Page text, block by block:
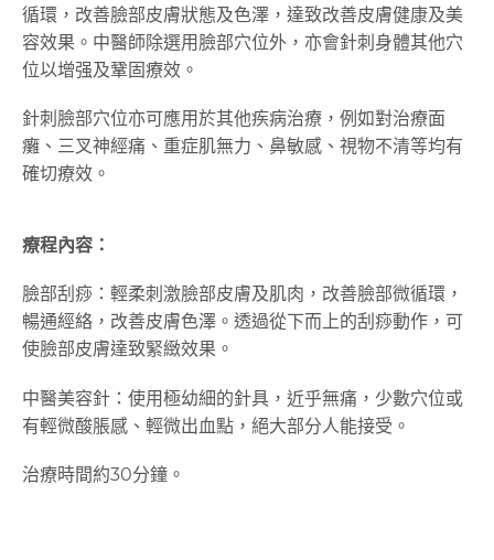
循環，改善臉部皮膚狀態及色澤，達致改善皮膚健康及美
容效果。中醫師除選用臉部穴位外，亦會針刺身體其他穴
位以增强及鞏固療效。
針刺臉部穴位亦可應用於其他疾病治療，例如對治療面
癱、三叉神經痛、重症肌無力、鼻敏感、視物不清等均有
確切療效。
療程內容：
臉部刮痧：輕柔刺激臉部皮膚及肌肉，改善臉部微循環，
暢通經絡，改善皮膚色澤。透過從下而上的刮痧動作，可
使臉部皮膚達致緊緻效果。
中醫美容針：使用極幼細的針具，近乎無痛，少數穴位或
有輕微酸脹感、輕微出血點，絕大部分人能接受。
治療時間約30分鐘。